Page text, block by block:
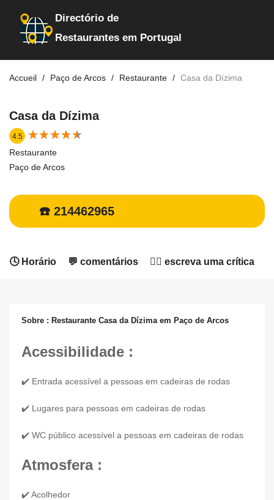
Directório de
Restaurantes em Portugal
Accueil Paço de Arcos Restaurante Casa da Dízima
Casa da Dízima
4.5 ★★★★★
★★★★★
Restaurante
Paço de Arcos
☎️ 214462965
🕓 Horário 💬 comentários ✍🏻 escreva uma crítica
Sobre : Restaurante Casa da Dízima em Paço de Arcos
Acessibilidade :
✔️ Entrada acessível a pessoas em cadeiras de rodas
✔️ Lugares para pessoas em cadeiras de rodas
✔️ WC público acessível a pessoas em cadeiras de rodas
Atmosfera :
✔️ Acolhedor